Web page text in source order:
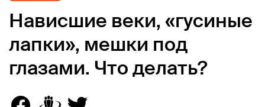
Нависшие веки, «гусиные
лапки», мешки под
глазами. Что делать?